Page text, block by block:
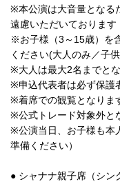
※本公演は大音量となる
遠慮いただいております
※お子様（3～15歳）を
ください(大人のみ／子
※大人は最大2名までと
※申込代表者は必ず保護
※着席での観覧となりま
※公式トレード対象外と
※公演当日、お子様も本
準備ください）
● シャナナ親子席（シン